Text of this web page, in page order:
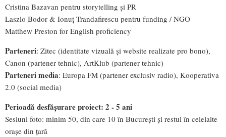
Cristina Bazavan pentru storytelling și PR
Laszlo Bodor & Ionuț Trandafirescu pentru funding / NGO
Matthew Preston for English proficiency
Parteneri: Zitec (identitate vizuală și website realizate pro bono),
Canon (partener tehnic), ArtKlub (partener tehnic)
Parteneri media: Europa FM (partener exclusiv radio), Kooperativa
2.0 (social media)
Perioadă desfășurare proiect: 2 - 5 ani
Sesiuni foto: minim 50, din care 10 în București și restul în celelalte
orașe din țară